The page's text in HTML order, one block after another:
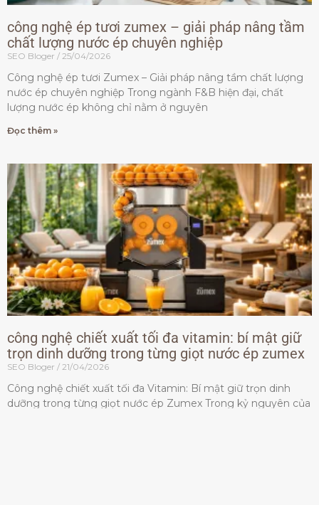
công nghệ ép tươi zumex – giải pháp nâng tầm
chất lượng nước ép chuyên nghiệp
SEO Bloger 25/04/2026
Công nghệ ép tươi Zumex – Giải pháp nâng tầm chất lượng
nước ép chuyên nghiệp Trong ngành F&B hiện đại, chất
lượng nước ép không chỉ nằm ở nguyên
Đọc thêm »
công nghệ chiết xuất tối đa vitamin: bí mật giữ
trọn dinh dưỡng trong từng giọt nước ép zumex
SEO Bloger 21/04/2026
Công nghệ chiết xuất tối đa Vitamin: Bí mật giữ trọn dinh
dưỡng trong từng giọt nước ép Zumex Trong kỷ nguyên của